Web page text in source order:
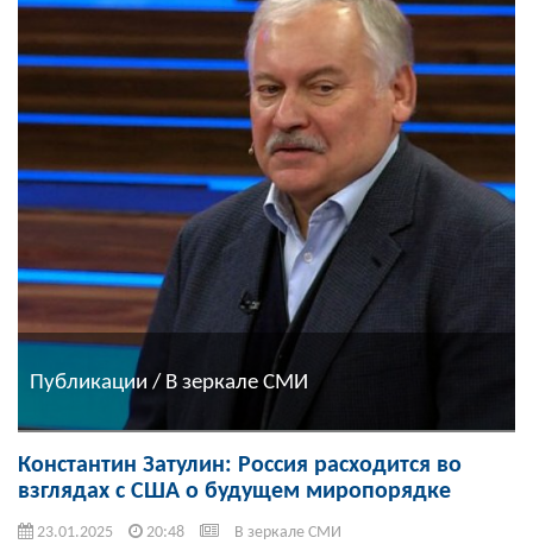
Публикации / В зеркале СМИ
Константин Затулин: Россия расходится во
взглядах с США о будущем миропорядке
23.01.2025 20:48 В зеркале СМИ